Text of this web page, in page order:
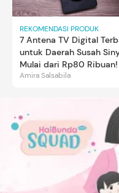
REKOMENDASI PRODUK
7 Antena TV Digital
untuk Daerah Susah
Mulai dari Rp80 Ribuan!
Amira Salsabila